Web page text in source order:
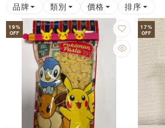
購物滿HKD500即享免
LBuy獲香港知識產權署頒發2026《
品牌 類別 價格 排序
19%
OFF
17%
OFF